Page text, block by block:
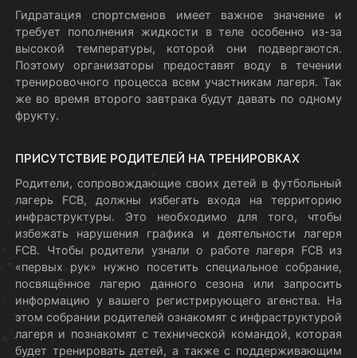
Гидратация спортсменов имеет важное значение и
требует пополнения жидкости в теле особенно из-за
высокой температуры, которой они подвергаются.
Поэтому организаторы предоставят воду в течении
тренировочного процесса всем участникам лагеря. Так
же во время второго завтрака будут давать по одному
фрукту.
ПРИСУТСТВИЕ РОДИТЕЛЕЙ НА ТРЕНИРОВКАХ
Родители, сопровождающие своих детей в футбольный
лагерь FCB, должны избегать входа на территорию
инфраструктуры. Это необходимо для того, чтобы
избежать нарушения графика и деятельности лагеря
FCB. Чтобы родители узнали о работе лагеря FCB из
«первых рук» нужно посетить специальное собрание,
посвящённое лагерю данного сезона или запросить
информацию у вашего регистрирующего агенства. На
этом собрании родителей ознакомят с инфраструктурой
лагеря и познакомят с технической командой, которая
будет тренировать детей, а также с поддерживающим